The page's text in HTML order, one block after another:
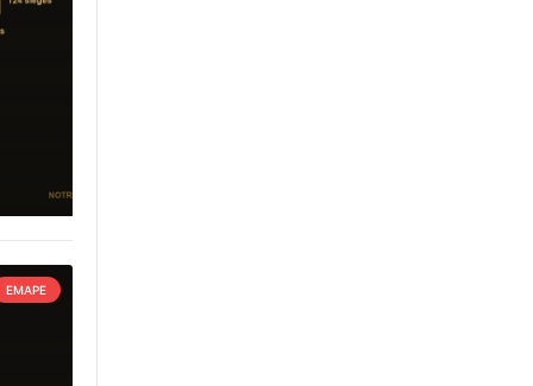
EMAPE